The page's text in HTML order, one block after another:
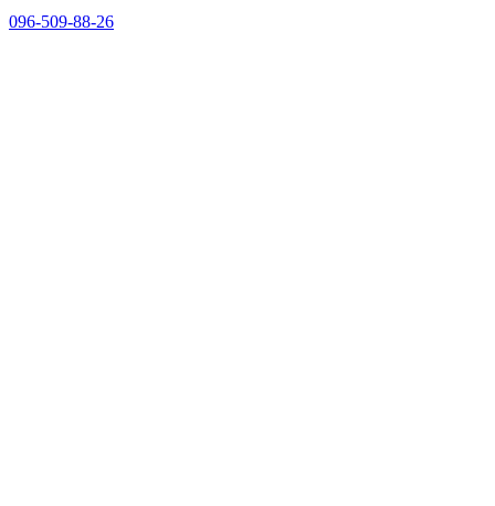
096-509-88-26